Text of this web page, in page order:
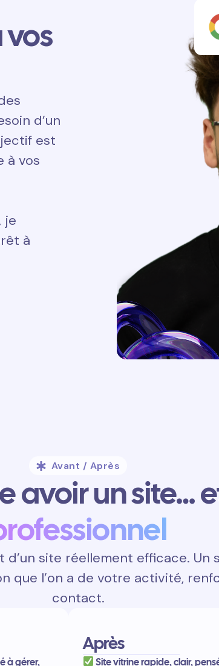
vos
d’un
est
à vos
je
à
Avant / Après
avoir un site…
site réellement efficace.
que l’on a de votre activité,
contact.
à gérer,
Après
Site vitrine rapide, clair,